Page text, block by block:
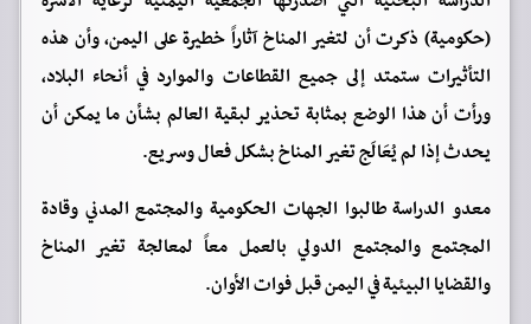
(حكومية) ذكرت أن لتغير المناخ آثاراً خطيرة على اليمن، وأن هذه
التأثيرات ستمتد إلى جميع القطاعات والموارد في أنحاء البلاد،
ورأت أن هذا الوضع بمثابة تحذير لبقية العالم بشأن ما يمكن أن
يحدث إذا لم يُعَالَج تغير المناخ بشكل فعال وسريع.
معدو الدراسة طالبوا الجهات الحكومية والمجتمع المدني وقادة
المجتمع والمجتمع الدولي بالعمل معاً لمعالجة تغير المناخ
والقضايا البيئية في اليمن قبل فوات الأوان.